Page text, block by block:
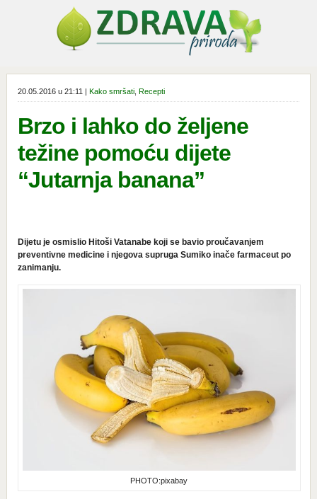
20.05.2016 u 21:11 | Kako smršati, Recepti
Brzo i lahko do željene
težine pomoću dijete
“Jutarnja banana”
Dijetu je osmislio Hitoši Vatanabe koji se bavio proučavanjem
preventivne medicine i njegova supruga Sumiko inače farmaceut po
zanimanju.
PHOTO:pixabay